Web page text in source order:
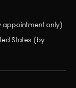
appointment only)
States (by